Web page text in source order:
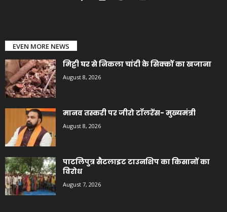
EVEN MORE NEWS
मिट्टी घर से निकला चांदी के सिक्कों का खजाना
August 8, 2026
मानव तस्करी पर जीरो टॉलरेंस- मुख्यमंत्री
August 8, 2026
पाटलिपुत्र सैटलाइट टाउनशिप का किसानों का
विरोध
August 7, 2026